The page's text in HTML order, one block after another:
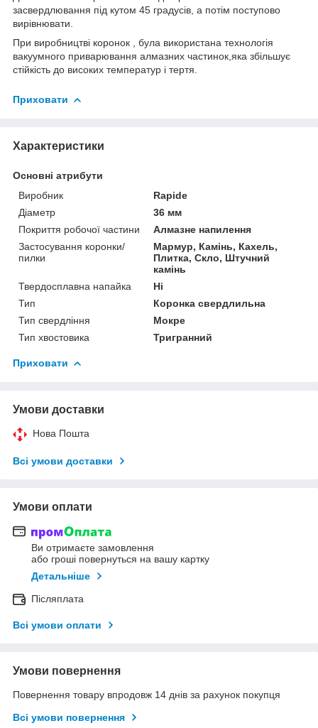
засвердлювання під кутом 45 градусів, а потім поступово
вирівнювати.
При виробництві коронок , була використана технологія
вакуумного приварювання алмазних частинок,яка збільшує
стійкість до високих температур і тертя.
Приховати
Характеристики
Основні атрибути
Виробник
Rapide
Діаметр
36 мм
Покриття робочої частини
Алмазне напилення
Застосування коронки/
пилки
Мармур, Камінь, Кахель,
Плитка, Скло, Штучний
камінь
Твердосплавна напайка
Ні
Тип
Коронка свердлильна
Тип свердління
Мокре
Тип хвостовика
Тригранний
Приховати
Умови доставки
Нова Пошта
Всі умови доставки
Умови оплати
Ви отримаєте замовлення
або гроші повернуться на вашу картку
Детальніше
Післяплата
Всі умови оплати
Умови повернення
Повернення товару впродовж 14 днів за рахунок покупця
Всі умови повернення